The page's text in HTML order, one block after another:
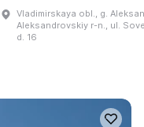
Vladimirskaya obl., g.
Aleksandrovskiy r-n., ul.
d. 16